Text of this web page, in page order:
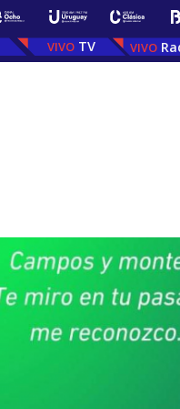
TV